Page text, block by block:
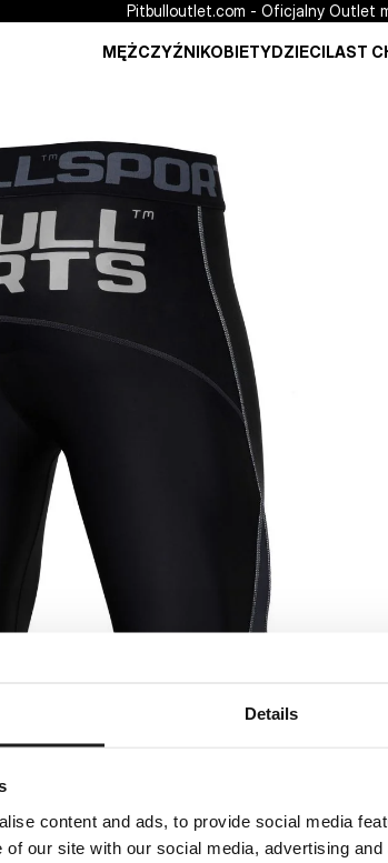
Details
content and ads, to provide social media
of our site with our social media, advertising
Pitbulloutlet.com - Oficjalny Outlet
MĘŻCZYŹNIKOBIETYDZIECILAST